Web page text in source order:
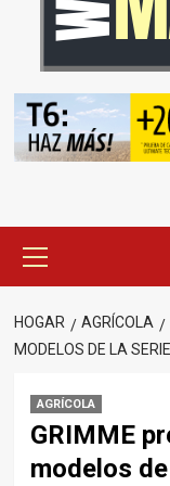
principal
HOGAR AGRÍCOLA
MODELOS DE LA
AGRÍCOLA
GRIMME
modelos